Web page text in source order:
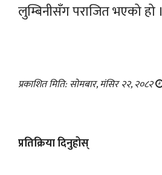
लुम्बिनीसँग पराजित भएको हो ।
प्रकाशित मिति: सोमबार, मंसिर २२, २०८२
प्रतिक्रिया दिनुहोस्